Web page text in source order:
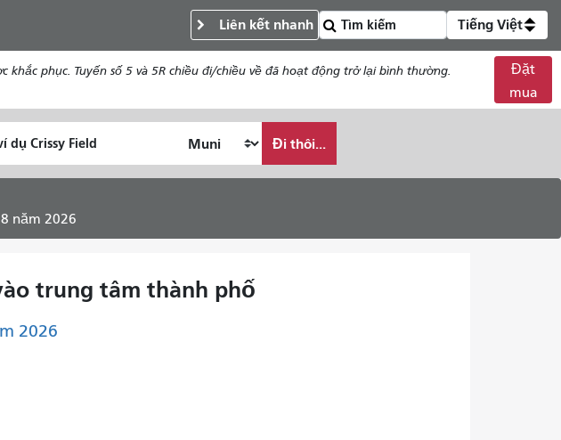
Liên kết nhanh Tiếng Việt
khắc phục. Tuyến số 5 và 5R chiều đi/chiều về đã hoạt động trở lại bình thường.
Đặt
mua
muốn
du
lịch
thế
nào
Đi thôi...
năm 2026
trung tâm thành phố
2026